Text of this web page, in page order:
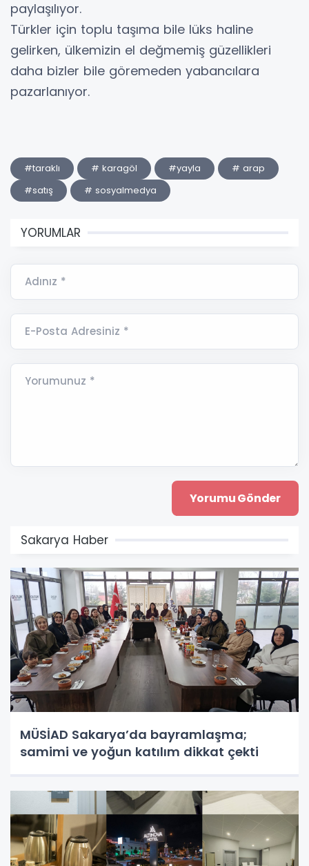
paylaşılıyor.
Türkler için toplu taşıma bile lüks haline
gelirken, ülkemizin el değmemiş güzellikleri
daha bizler bile göremeden yabancılara
pazarlanıyor.
#taraklı # karagöl #yayla
# arap
#satış
# sosyalmedya
YORUMLAR
Adınız *
E-Posta Adresiniz *
Yorumunuz *
Sakarya Haber
MÜSİAD Sakarya’da bayramlaşma;
samimi ve yoğun katılım dikkat çekti